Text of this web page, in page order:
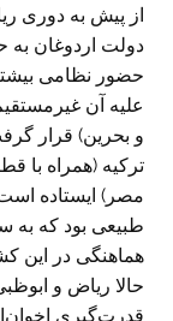
از پیش به دوری
دولت اردوغان به
حضور نظامی
علیه آن
و بحرین) قرار
ترکیه (همراه با
مصر) ایستاده
طبیعی بود که به
هماهنگی در این
حالا ریاض و
قدرت‌گیری